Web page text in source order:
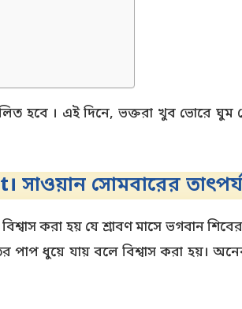
হবে । এই দিনে, ভক্তরা খুব ভোরে
সাওয়ান সোমবারের তাৎপর্য
করা হয় যে শ্রাবণ মাসে ভগবান
ধুয়ে যায় বলে বিশ্বাস করা হয়।